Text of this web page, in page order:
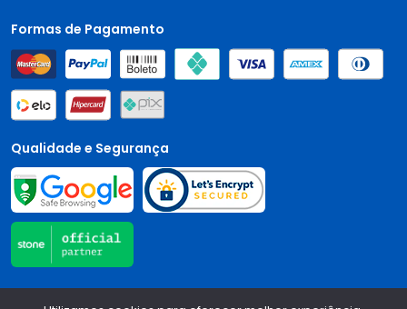
Formas de Pagamento
Qualidade e Segurança
Central Auto Peças - CNPJ: 90.196.999/0001-89 Todos os